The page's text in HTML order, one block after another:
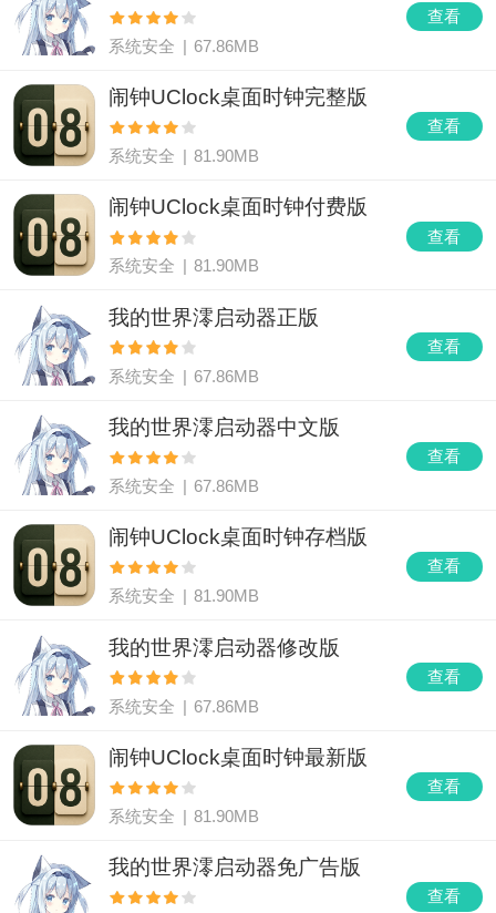
查看
系统安全 | 67.86MB
查看
闹钟UClock桌面时钟完整版
系统安全 | 81.90MB
查看
闹钟UClock桌面时钟付费版
系统安全 | 81.90MB
查看
我的世界澪启动器正版
系统安全 | 67.86MB
查看
我的世界澪启动器中文版
系统安全 | 67.86MB
查看
闹钟UClock桌面时钟存档版
系统安全 | 81.90MB
查看
我的世界澪启动器修改版
系统安全 | 67.86MB
查看
闹钟UClock桌面时钟最新版
系统安全 | 81.90MB
查看
我的世界澪启动器免广告版